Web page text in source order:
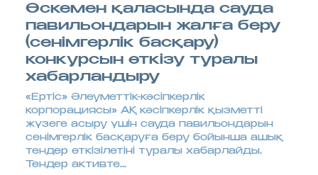
Өскемен қаласында сауда
павильондарын жалға беру
(сенімгерлік басқару)
конкурсын өткізу туралы
хабарландыру
«Ертіс» Әлеуметтік-кәсіпкерлік
корпорациясы» АҚ кәсіпкерлік қызметті
жүзеге асыру үшін сауда павильондарын
сенімгерлік басқаруға беру бойынша ашық
тендер өткізілетіні туралы хабарлайды.
Тендер активте...